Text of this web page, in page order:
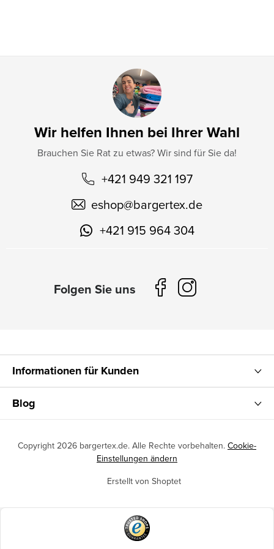
Wir helfen Ihnen bei Ihrer Wahl
Brauchen Sie Rat zu etwas? Wir sind für Sie da!
+421 949 321 197
eshop@bargertex.de
+421 915 964 304
Informationen für Kunden
Blog
Erstellt von Shoptet
Copyright 2026 bargertex.de. Alle Rechte vorbehalten. Cookie-
Einstellungen ändern